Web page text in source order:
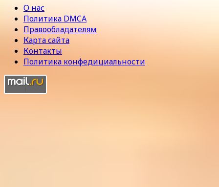
О нас
Политика DMCA
Правообладателям
Карта сайта
Контакты
Политика конфедициальности